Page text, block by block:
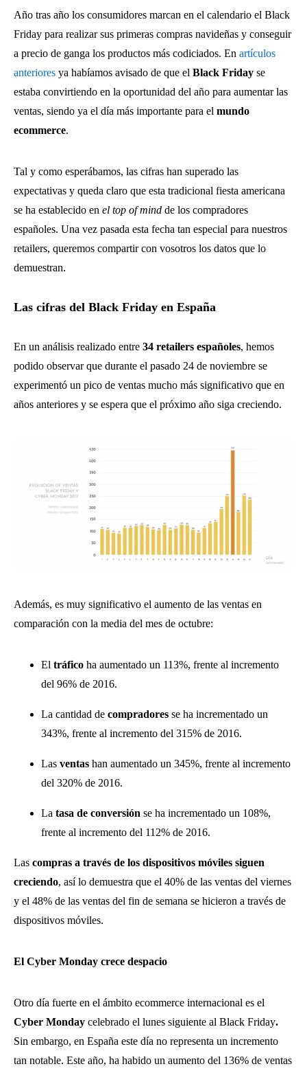
Año tras año los consumidores marcan en el calendario el Black
Friday para realizar sus primeras compras navideñas y conseguir
a precio de ganga los productos más codiciados. En artículos
anteriores ya habíamos avisado de que el Black Friday se
estaba convirtiendo en la oportunidad del año para aumentar las
ventas, siendo ya el día más importante para el mundo
ecommerce.
Tal y como esperábamos, las cifras han superado las
expectativas y queda claro que esta tradicional fiesta americana
se ha establecido en el top of mind de los compradores
españoles. Una vez pasada esta fecha tan especial para nuestros
retailers, queremos compartir con vosotros los datos que lo
demuestran.
Las cifras del Black Friday en España
En un análisis realizado entre 34 retailers españoles, hemos
podido observar que durante el pasado 24 de noviembre se
experimentó un pico de ventas mucho más significativo que en
años anteriores y se espera que el próximo año siga creciendo.
Además, es muy significativo el aumento de las ventas en
comparación con la media del mes de octubre:
El tráfico ha aumentado un 113%, frente al incremento
del 96% de 2016.
La cantidad de compradores se ha incrementado un
343%, frente al incremento del 315% de 2016.
Las ventas han aumentado un 345%, frente al incremento
del 320% de 2016.
La tasa de conversión se ha incrementado un 108%,
frente al incremento del 112% de 2016.
Las compras a través de los dispositivos móviles siguen
creciendo, así lo demuestra que el 40% de las ventas del viernes
y el 48% de las ventas del fin de semana se hicieron a través de
dispositivos móviles.
El Cyber Monday crece despacio
Otro día fuerte en el ámbito ecommerce internacional es el
Cyber Monday celebrado el lunes siguiente al Black Friday.
Sin embargo, en España este día no representa un incremento
tan notable. Este año, ha habido un aumento del 136% de ventas